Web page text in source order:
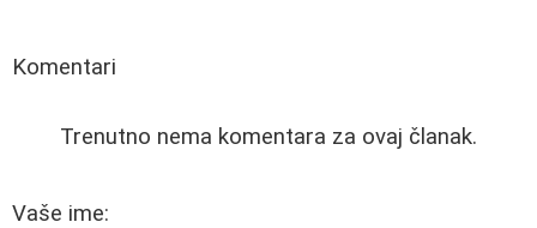
Komentari
Trenutno nema komentara za ovaj članak.
Vaše ime: